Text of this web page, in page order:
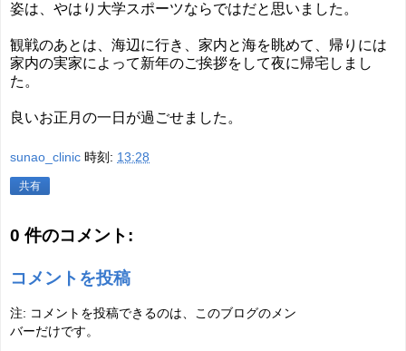
姿は、やはり大学スポーツならではだと思いました。
観戦のあとは、海辺に行き、家内と海を眺めて、帰りには
家内の実家によって新年のご挨拶をして夜に帰宅しまし
た。
良いお正月の一日が過ごせました。
sunao_clinic 時刻: 13:28
共有
0 件のコメント:
コメントを投稿
注: コメントを投稿できるのは、このブログのメン
バーだけです。